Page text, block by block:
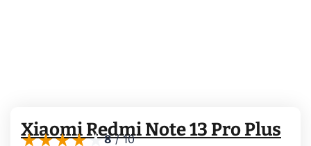
Xiaomi Redmi Note 13 Pro Plus
8/10